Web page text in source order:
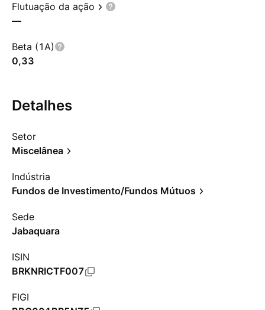
Flutuação da ação
—
Beta (1A)
0,33
Detalhes
Setor
Miscelânea
Indústria
Fundos de Investimento/Fundos Mútuos
Sede
Jabaquara
ISIN
BRKNRICTF007
FIGI